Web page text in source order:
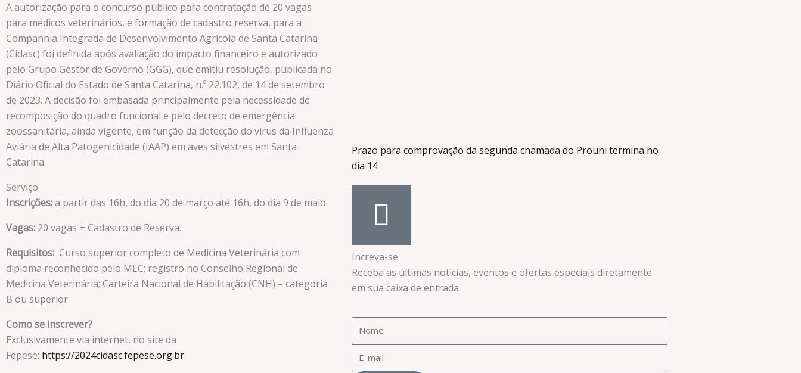
A autorização para o concurso público para contratação de 20 vagas
para médicos veterinários, e formação de cadastro reserva, para a
Companhia Integrada de Desenvolvimento Agrícola de Santa Catarina
(Cidasc) foi definida após avaliação do impacto financeiro e autorizado
pelo Grupo Gestor de Governo (GGG), que emitiu resolução, publicada no
Diário Oficial do Estado de Santa Catarina, n.º 22.102, de 14 de setembro
de 2023. A decisão foi embasada principalmente pela necessidade de
recomposição do quadro funcional e pelo decreto de emergência
zoossanitária, ainda vigente, em função da detecção do vírus da Influenza
Aviária de Alta Patogenicidade (IAAP) em aves silvestres em Santa
Catarina.
Serviço
Inscrições:a partir das 16h, do dia 20 de março até 16h, do dia 9 de maio.
Vagas: 20 vagas + Cadastro de Reserva.
Requisitos: Curso superior completo de Medicina Veterinária com
diploma reconhecido pelo MEC; registro no Conselho Regional de
Medicina Veterinária; Carteira Nacional de Habilitação (CNH) – categoria
B ou superior.
Como se inscrever?
Exclusivamente via internet, no site da
Fepese: https://2024cidasc.fepese.org.br.
Prazo para comprovação da segunda chamada do Prouni termina no
dia 14
Increva-se
Receba as últimas notícias, eventos e ofertas especiais diretamente
em sua caixa de entrada.​